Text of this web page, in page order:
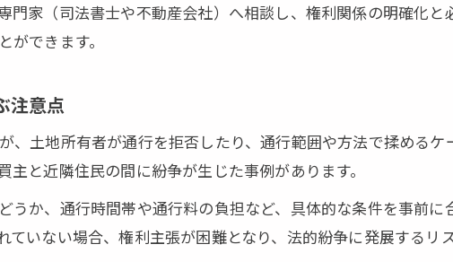
却時の権利説明で信頼度を高めるコツ
行権の取得条件と実務的ポイント
業は一切ありません※ご入力いただいた情報は査定以外には使
門家（司法書士や不動産会社）へ相談し、権利関係の明確化
できます。
注意点
、土地所有者が通行を拒否したり、通行範囲や方法で揉める
と近隣住民の間に紛争が生じた事例があります。
うか、通行時間帯や通行料の負担など、具体的な条件を事前
いない場合、権利主張が困難となり、法的紛争に発展するリ